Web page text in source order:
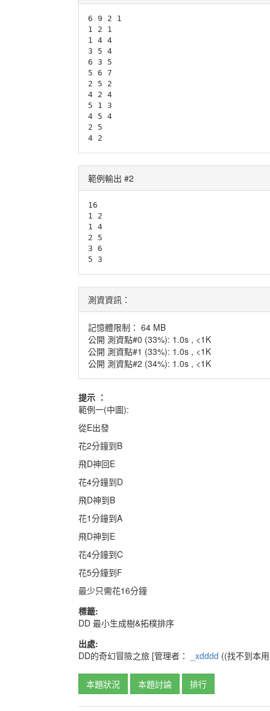
6 9 2 1
1 2 1
1 4 4
3 5 4
6 3 5
5 6 7
2 5 2
4 2 4
5 1 3
4 5 4
2 5
4 2
範例輸出 #2
16
1 2
1 4
2 5
3 6
5 3
測資資訊：
記憶體限制： 64 MB
公開 測資點#0 (33%): 1.0s , <1K
公開 測資點#1 (33%): 1.0s , <1K
公開 測資點#2 (34%): 1.0s , <1K
提示 ：
範例一(中圖):
從E出發
花2分鐘到B
飛D神回E
花4分鐘到D
飛D神到B
花1分鐘到A
飛D神到E
花4分鐘到C
花5分鐘到F
最少只需花16分鐘
標籤:
DD 最小生成樹&拓樸排序
出處:
DD的奇幻冒險之旅 [管理者： _xdddd ((找不到本
本題狀況 本題討論 排行